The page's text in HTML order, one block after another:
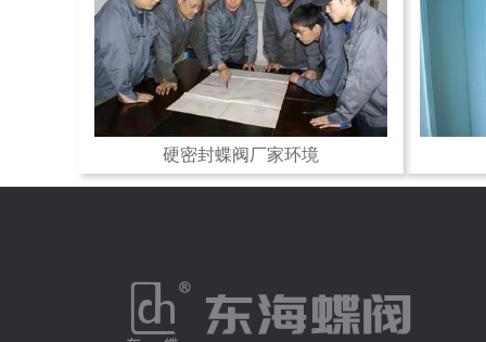
硬密封蝶阀厂家环境